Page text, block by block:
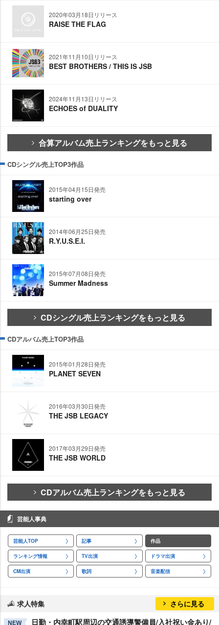
2020年03月18日リリース
RAISE THE FLAG
2021年11月10日リリース
BEST BROTHERS / THIS IS JSB
2024年11月13日リリース
ECHOES of DUALITY
合算アルバム売上ランキングをもっと見る
CDシングル売上TOP3作品
2015年04月15日発売
starting over
2014年06月25日発売
R.Y.U.S.E.I.
2015年07月08日発売
Summer Madness
CDシングル売上ランキングをもっと見る
CDアルバム売上TOP3作品
2015年01月28日発売
PLANET SEVEN
2016年03月30日発売
THE JSB LEGACY
2017年03月29日発売
THE JSB WORLD
CDアルバム売上ランキングをもっと見る
芸能人事典
芸能人TOP 記事 作品
ランキング情報 TV出演 ドラマ出演
CM出演 歌詞 音楽配信
求人特集 さらに見る
NEW 日勤・内幸町駅周辺の交通誘導警備員/入社祝い金あり/